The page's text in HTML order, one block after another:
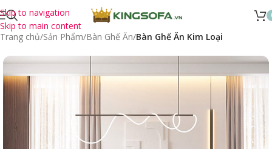
Skip to navigation
Skip to main content
Trang chủ Sản Phẩm Bàn Ghế Ăn Bàn Ghế Ăn Kim Loại